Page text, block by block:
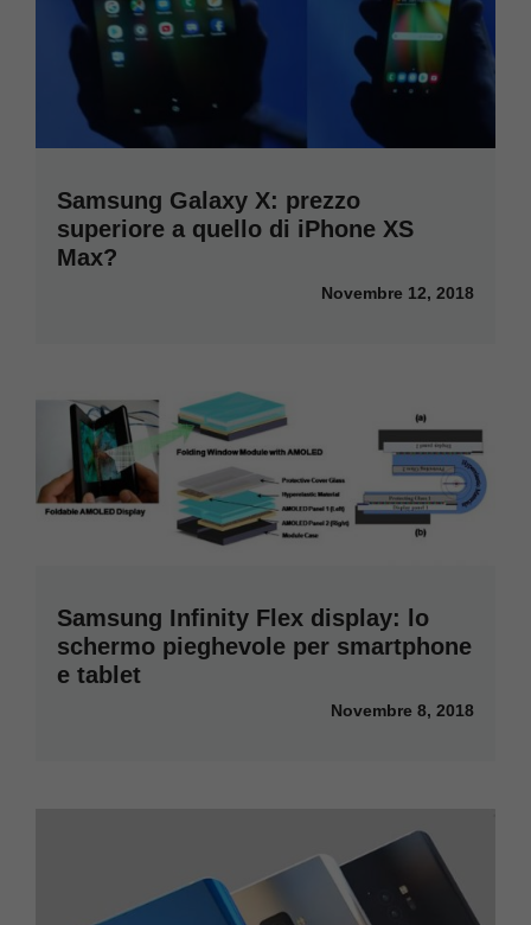
Samsung Galaxy X: prezzo
superiore a quello di iPhone XS
Max?
Novembre 12, 2018
Samsung Infinity Flex display: lo
schermo pieghevole per smartphone
e tablet
Novembre 8, 2018